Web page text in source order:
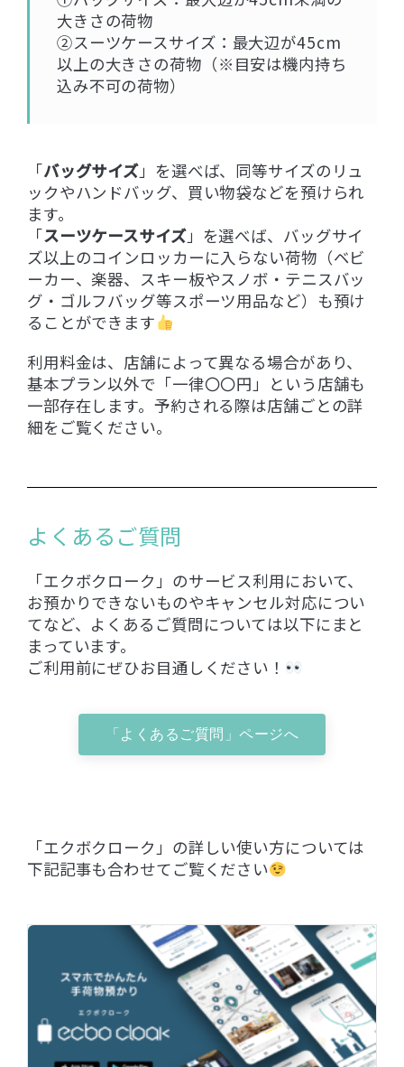
大きさの荷物
②スーツケースサイズ：最大辺が45cm
以上の大きさの荷物（※目安は機内持ち
込み不可の荷物）
「バッグサイズ」を選べば、同等サイズのリュ
ックやハンドバッグ、買い物袋などを預けられ
ます。
「スーツケースサイズ」を選べば、バッグサイ
ズ以上のコインロッカーに入らない荷物（ベビ
ーカー、楽器、スキー板やスノボ・テニスバッ
グ・ゴルフバッグ等スポーツ用品など）も預け
ることができます
利用料金は、店舗によって異なる場合があり、
基本プラン以外で「一律〇〇円」という店舗も
一部存在します。予約される際は店舗ごとの詳
細をご覧ください。
よくあるご質問
「エクボクローク」のサービス利用において、
お預かりできないものやキャンセル対応につい
てなど、よくあるご質問については以下にまと
まっています。
ご利用前にぜひお目通しください！
「よくあるご質問」ページへ
「エクボクローク」の詳しい使い方については
下記記事も合わせてご覧ください